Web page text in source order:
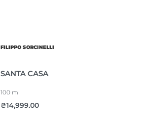
FILIPPO SORCINELLI
SANTA CASA
100 ml
₴14,999.00